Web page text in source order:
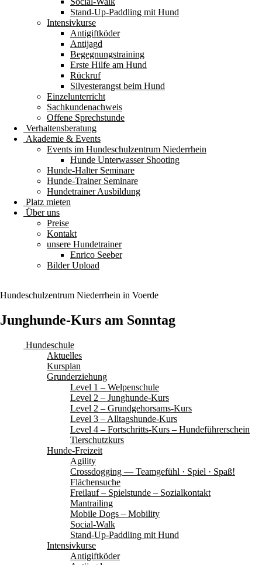
Stand-Up-Paddling mit Hund
Intensivkurse
Antigiftköder
Antijagd
Begegnungstraining
Erste Hilfe am Hund
Rückruf
Silvesterangst beim Hund
Einzelunterricht
Sachkundenachweis
Offene Sprechstunde
Verhaltensberatung
Akademie & Events
Events im Hundeschulzentrum Niederrhein
Hunde Unterwasser Shooting
Hunde-Halter Seminare
Hunde-Trainer Seminare
Hundetrainer Ausbildung
Platz mieten
Über uns
Preise
Kontakt
unsere Hundetrainer
Enrico Seeber
Bilder Upload
Hundeschulzentrum Niederrhein in Voerde
Junghunde-Kurs am Sonntag
Hundeschule
Aktuelles
Kursplan
Grunderziehung
Level 1 – Welpenschule
Level 2 – Junghunde-Kurs
Level 2 – Grundgehorsams-Kurs
Level 3 – Alltagshunde-Kurs
Level 4 – Fortschritts-Kurs – Hundeführerschein
Tierschutzkurs
Hunde-Freizeit
Agility
Crossdogging — Teamgefühl · Spiel · Spaß!
Flächensuche
Freilauf – Spielstunde – Sozialkontakt
Mantrailing
Mobile Dogs – Mobility
Social-Walk
Stand-Up-Paddling mit Hund
Intensivkurse
Antigiftköder